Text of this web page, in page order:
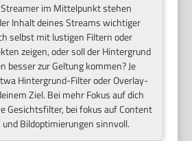
Streamer im Mittelpunkt stehen
Inhalt deines Streams wichtiger
selbst mit lustigen Filtern oder
zeigen, oder soll der Hintergrund
besser zur Geltung kommen? Je
Hintergrund-Filter oder Overlay-
Ziel. Bei mehr Fokus auf dich
Gesichtsfilter, bei fokus auf Content
Bildoptimierungen sinnvoll.